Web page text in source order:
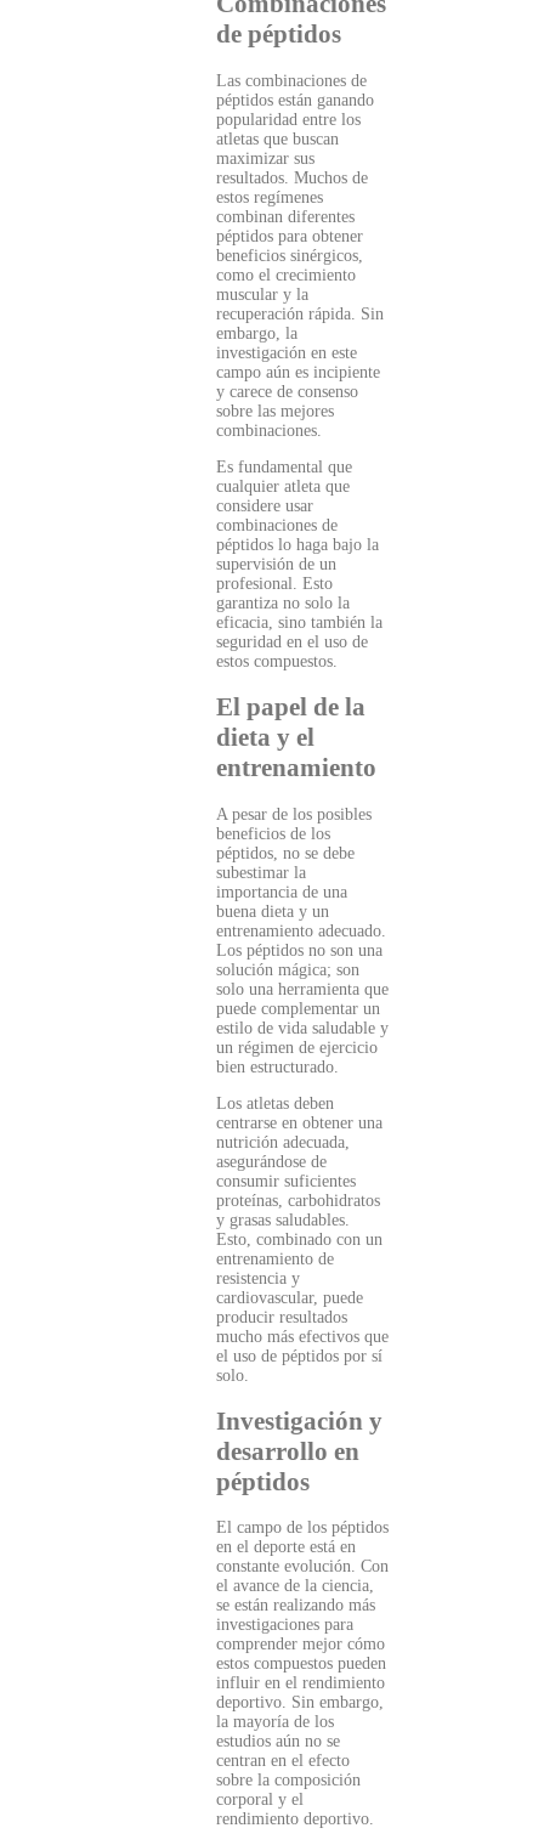
de péptidos
Las combinaciones de
péptidos están ganando
popularidad entre los
atletas que buscan
maximizar sus
resultados. Muchos de
estos regímenes
combinan diferentes
péptidos para obtener
beneficios sinérgicos,
como el crecimiento
muscular y la
recuperación rápida. Sin
embargo, la
investigación en este
campo aún es incipiente
y carece de consenso
sobre las mejores
combinaciones.
Es fundamental que
cualquier atleta que
considere usar
combinaciones de
péptidos lo haga bajo la
supervisión de un
profesional. Esto
garantiza no solo la
eficacia, sino también la
seguridad en el uso de
estos compuestos.
El papel de la
dieta y el
entrenamiento
A pesar de los posibles
beneficios de los
péptidos, no se debe
subestimar la
importancia de una
buena dieta y un
entrenamiento adecuado.
Los péptidos no son una
solución mágica; son
solo una herramienta que
puede complementar un
estilo de vida saludable y
un régimen de ejercicio
bien estructurado.
Los atletas deben
centrarse en obtener una
nutrición adecuada,
asegurándose de
consumir suficientes
proteínas, carbohidratos
y grasas saludables.
Esto, combinado con un
entrenamiento de
resistencia y
cardiovascular, puede
producir resultados
mucho más efectivos que
el uso de péptidos por sí
solo.
Investigación y
desarrollo en
péptidos
El campo de los péptidos
en el deporte está en
constante evolución. Con
el avance de la ciencia,
se están realizando más
investigaciones para
comprender mejor cómo
estos compuestos pueden
influir en el rendimiento
deportivo. Sin embargo,
la mayoría de los
estudios aún no se
centran en el efecto
sobre la composición
corporal y el
rendimiento deportivo.